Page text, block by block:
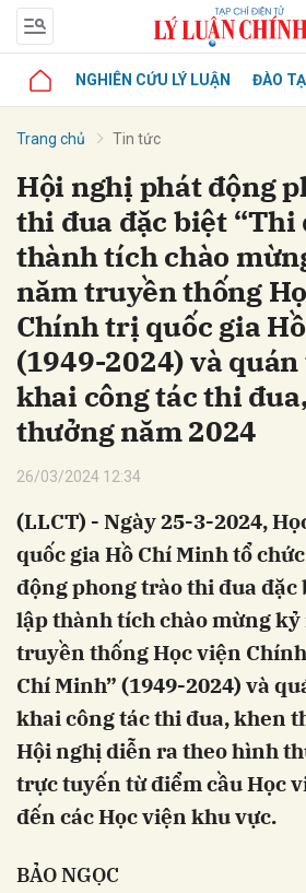
NGHIÊN CỨU LÝ LUẬN ĐÀO
Trang chủ Tin tức
Hội nghị phát động
thi đua đặc biệt “Thi
thành tích chào
năm truyền thống
Chính trị quốc gia
(1949-2024) và
khai công tác thi
thưởng năm 2024
26/03/2024 12:34
(LLCT) - Ngày 25-3-2024,
quốc gia Hồ Chí Minh tổ
động phong trào thi đua đặc
lập thành tích chào mừng
truyền thống Học viện
Chí Minh” (1949-2024) và
khai công tác thi đua, khen
Hội nghị diễn ra theo hình
trực tuyến từ điểm cầu Học
đến các Học viện khu vực.
BẢO NGỌC